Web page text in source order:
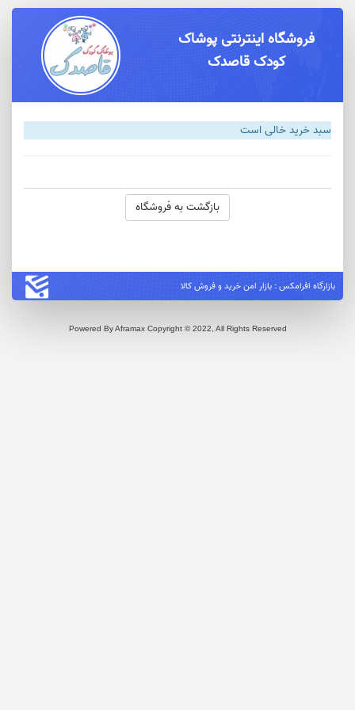
فروشگاه اینترنتی پوشاک
کودک قاصدک
سبد خرید خالی است
بازگشت به فروشگاه
بازارگاه افرامکس : بازار امن خرید و فروش کالا
Powered By Aframax Copyright © 2022, All Rights Reserved